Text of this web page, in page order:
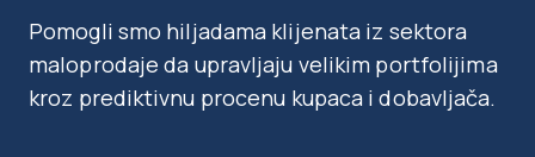
Pomogli smo hiljadama klijenata iz sektora
maloprodaje da upravljaju velikim portfolijima
kroz prediktivnu procenu kupaca i dobavljača.